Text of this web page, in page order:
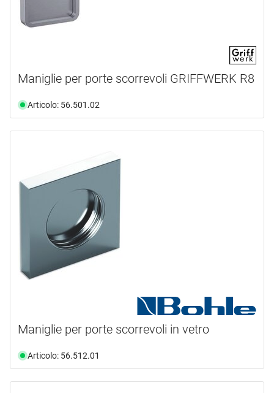
Maniglie per porte scorrevoli GRIFFWERK R8
Articolo: 56.501.02
Maniglie per porte scorrevoli in vetro
Articolo: 56.512.01